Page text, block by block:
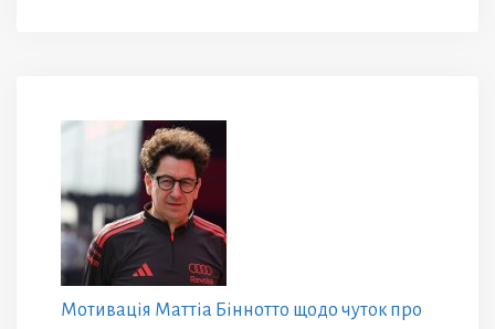
Мотивація Маттіа Біннотто щодо чуток про